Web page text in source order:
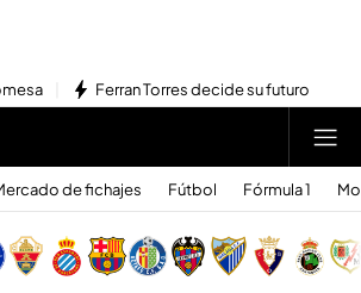
Ferran Torres decide su futuro
de fichajes Fútbol Fórmula 1